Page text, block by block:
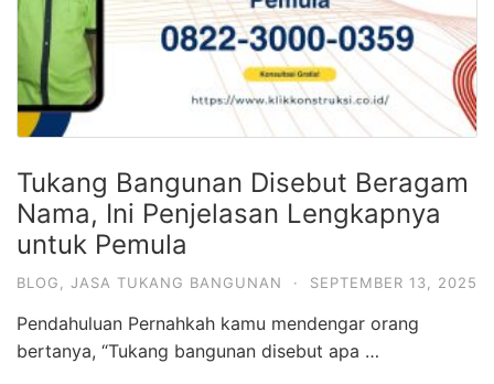
Tukang Bangunan Disebut Beragam
Nama, Ini Penjelasan Lengkapnya
untuk Pemula
BLOG JASA TUKANG BANGUNAN · SEPTEMBER 13, 2025
Pendahuluan Pernahkah kamu mendengar orang
bertanya, “Tukang bangunan disebut apa …